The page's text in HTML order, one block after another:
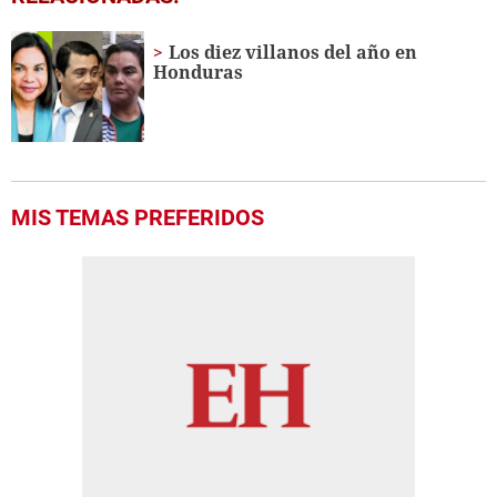
of
minutes,
1
second
Los diez villanos del año en
Honduras
MIS TEMAS PREFERIDOS